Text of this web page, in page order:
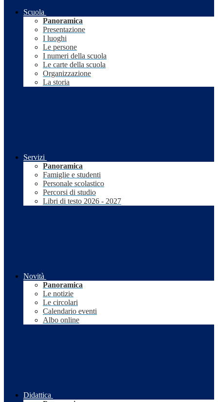
Scuola
Panoramica
Presentazione
I luoghi
Le persone
I numeri della scuola
Le carte della scuola
Organizzazione
La storia
Servizi
Panoramica
Famiglie e studenti
Personale scolastico
Percorsi di studio
Libri di testo 2026 - 2027
Novità
Panoramica
Le notizie
Le circolari
Calendario eventi
Albo online
Didattica